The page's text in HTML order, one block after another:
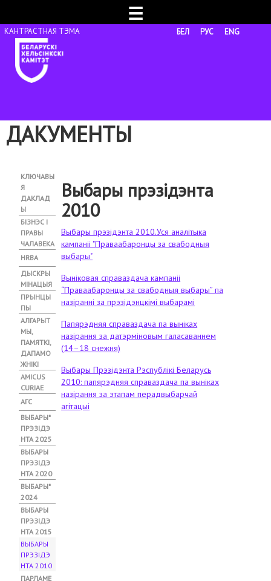
☰
БЕЛ РУС ENG
ДАКУМЕНТЫ
КЛЮЧАВЫ
Я
ДАКЛАД
Ы
БІЗНЭС І
ПРАВЫ
ЧАЛАВЕКА
HRBA
ДЫСКРЫ
МІНАЦЫЯ
ПРЫНЦЫ
ПЫ
АЛГАРЫТ
МЫ,
ПАМЯТКІ,
ДАПАМО
ЖНІКІ
АMICUS
CURIAE
АГС
ВЫБАРЫ*
ПРЭЗІДЭ
НТА 2025
ВЫБАРЫ
ПРЭЗІДЭ
НТА 2020
ВЫБАРЫ*
2024
ВЫБАРЫ
ПРЭЗІДЭ
НТА 2015
ВЫБАРЫ
ПРЭЗІДЭ
НТА 2010
ПАРЛАМЕ
Выбары прэзідэнта
2010
Выбары прэзідэнта 2010.Уся аналітыка
кампаніі "Праваабаронцы за свабодныя
выбары"
Выніковая справаздача кампаніі
“Праваабаронцы за свабодныя выбары” па
назіранні за прэзідэнцкімі выбарамі
Папярэдняя справаздача па выніках
назірання за датэрміновым галасаваннем
(14–18 снежня)
Выбары Прэзідэнта Рэспублікі Беларусь
2010: папярэдняя справаздача па выніках
назірання за этапам перадвыбарчай
агітацыі